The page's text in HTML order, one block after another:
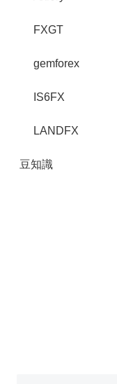
FXGT
gemforex
IS6FX
LANDFX
豆知識